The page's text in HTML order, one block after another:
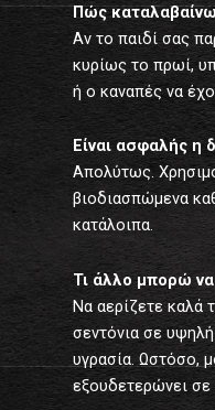
Πώς
Αν το παιδί σας
κυρίως το πρωί,
ή ο καναπές να
Είναι ασφαλής η
Απολύτως.
βιοδιασπώμενα
κατάλοιπα.
Τι άλλο μπορώ
Να αερίζετε καλά
σεντόνια σε
υγρασία. Ωστόσο,
εξουδετερώνει σε